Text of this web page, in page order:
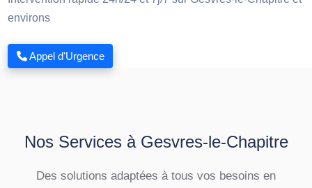
environs
Appel d'Urgence
Nos Services à Gesvres-le-Chapitre
Des solutions adaptées à tous vos besoins en